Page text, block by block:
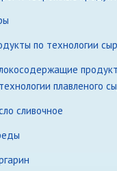
по технологии
плавленого
сливочное